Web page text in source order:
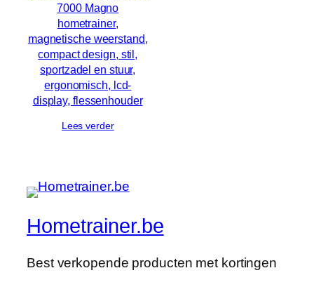
7000 Magno
hometrainer,
magnetische weerstand,
compact design, stil,
sportzadel en stuur,
ergonomisch, lcd-
display, flessenhouder
Lees verder
Hometrainer.be
Best verkopende producten met kortingen